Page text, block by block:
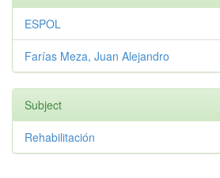
ESPOL
Farías Meza, Juan Alejandro
Subject
Rehabilitación